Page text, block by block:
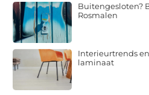
Buitengesloten?
Rosmalen
Interieurtrends
laminaat